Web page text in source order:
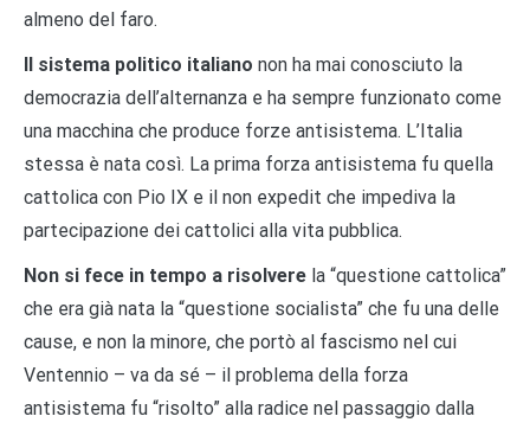
almeno del faro.
Il sistema politico italiano non ha mai conosciuto la
democrazia dell’alternanza e ha sempre funzionato come
una macchina che produce forze antisistema. L’Italia
stessa è nata così. La prima forza antisistema fu quella
cattolica con Pio IX e il non expedit che impediva la
partecipazione dei cattolici alla vita pubblica.
Non si fece in tempo a risolvere la “questione cattolica”
che era già nata la “questione socialista” che fu una delle
cause, e non la minore, che portò al fascismo nel cui
Ventennio – va da sé – il problema della forza
antisistema fu “risolto” alla radice nel passaggio dalla